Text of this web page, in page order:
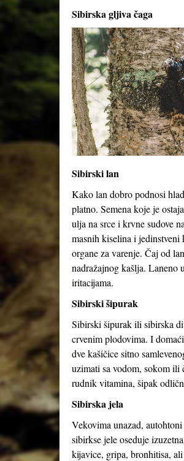
Sibirskagljivačaga
Sibirski lan
Kako lan dobro podnosi
platno. Semena koje je
ulja na srce i krvne sudove
masnih kiselina i
organe za varenje. Čaj od
nadražajnog kašlja. Laneno
iritacijama.
Sibirski šipurak
Sibirski šipurak ili sibirska
crvenim plodovima. I
dve kašičice sitno
uzimati sa vodom, sokom ili
rudnik vitamina, šipak
Sibirska jela
Vekovima unazad,
sibirkse jele oseduje
kijavice, gripa, bronhitisa,